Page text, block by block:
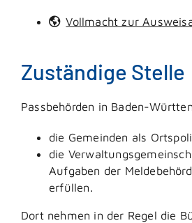
Vollmacht zur
Zuständige Stelle
Passbehörden in Baden-
die Gemeinden als
die
Aufgaben der
erfüllen.
Dort nehmen in der Regel die